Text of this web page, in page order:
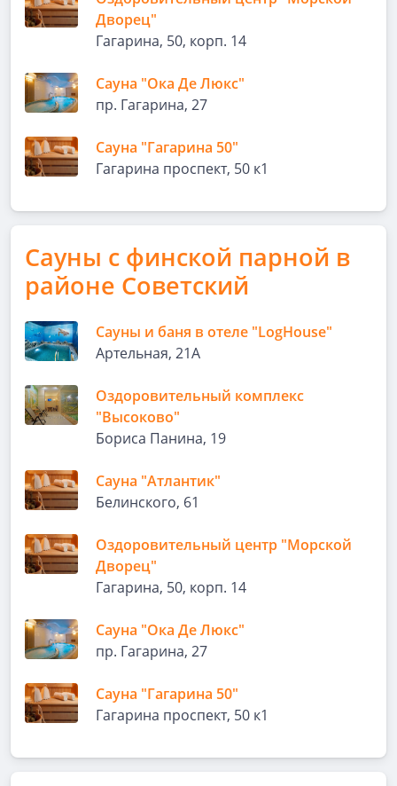
Дворец"
Гагарина, 50, корп. 14
Сауна "Ока Де Люкс"
пр. Гагарина, 27
Сауна "Гагарина 50"
Гагарина проспект, 50 к1
Сауны с финской парной в
районе Советский
Сауны и баня в отеле "LogHousе"
Артельная, 21А
Оздоровительный комплекс
"Высоково"
Бориса Панина, 19
Сауна "Атлантик"
Белинского, 61
Оздоровительный центр "Морской
Дворец"
Гагарина, 50, корп. 14
Сауна "Ока Де Люкс"
пр. Гагарина, 27
Сауна "Гагарина 50"
Гагарина проспект, 50 к1